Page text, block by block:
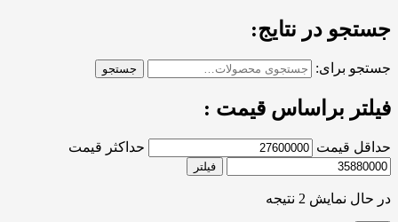
جستجو در نتایج:
جستجو برای: جستجو
فیلتر براساس قیمت :
حداقل قیمت حداکثر قیمت
فیلتر
در حال نمایش 2 نتیجه